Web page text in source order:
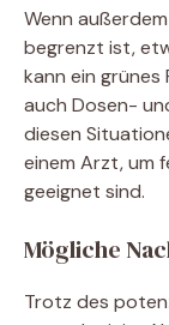
Wenn
begrenzt ist,
kann ein grünes
auch Dosen-
diesen
einem Arzt, um
geeignet sind.
Mögliche
Trotz des